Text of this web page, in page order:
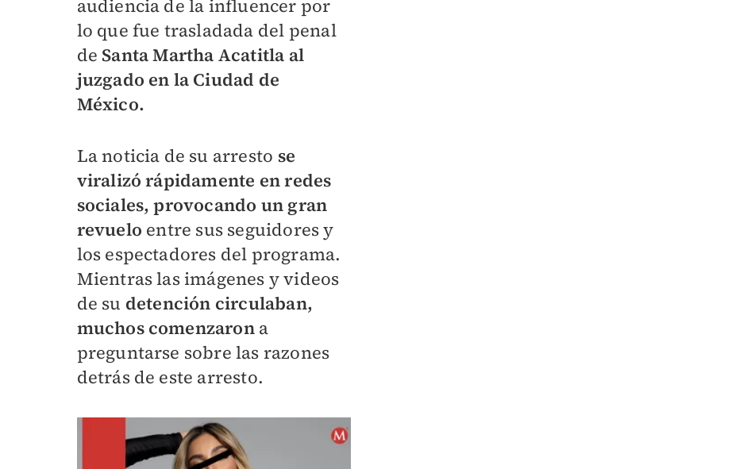
audiencia de la influencer por
lo que fue trasladada del penal
de Santa Martha Acatitla al
juzgado en la Ciudad de
México.
La noticia de su arresto se
viralizó rápidamente en redes
sociales, provocando un gran
revuelo entre sus seguidores y
los espectadores del programa.
Mientras las imágenes y videos
de su detención circulaban,
muchos comenzaron a
preguntarse sobre las razones
detrás de este arresto.